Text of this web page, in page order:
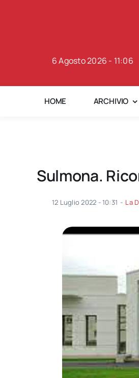
6 Agosto 2026 - 11:06
HOME ARCHIVIO
Sulmona.
12 Luglio 2022 - 10:31 - La